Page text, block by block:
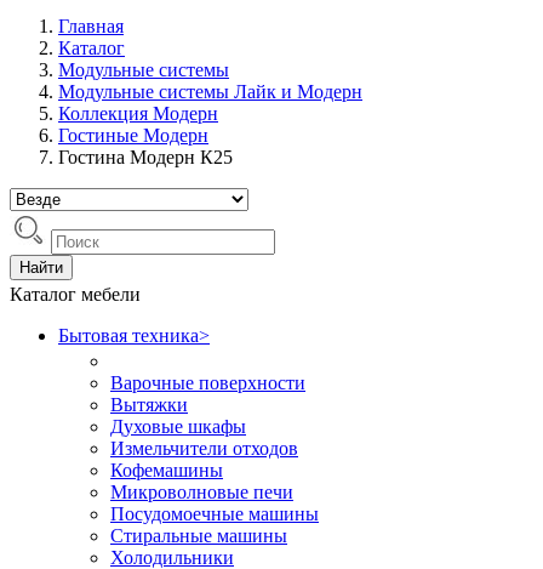
Главная
Каталог
Модульные системы
Модульные системы Лайк и Модерн
Коллекция Модерн
Гостиные Модерн
Гостина Модерн К25
Найти
Каталог мебели
Бытовая техника>
Варочные поверхности
Вытяжки
Духовые шкафы
Измельчители отходов
Кофемашины
Микроволновые печи
Посудомоечные машины
Стиральные машины
Холодильники